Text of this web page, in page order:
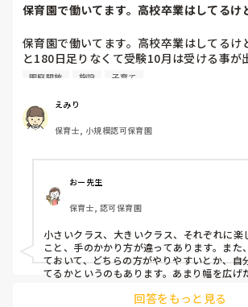
保育園で働いてます。高校卒業はしてるけ
保育園で働いてます。高校卒業はしてるけ
と180日足りなくて受験10月は受ける事が
た。来年受ける予定です。でも今いる小規
なると。
正直嫌なので受験はするけど、来年は違う
たいなと。埼玉県で子育て支援は持って
園庭開放 施設 子育て
えみり
保育士, 小規模認可保育園
おー先生
保育士, 認可保育園
小さいクラス、大きいクラス、それぞれに楽
こと、手のかかり方が違ってあります。また
ておいて、どちらの方がやりやすいとか、自
てるかというのもあります。あまり幅を広げ
選択すれば良いと思います。自分に余裕が出
回答をもっと見る